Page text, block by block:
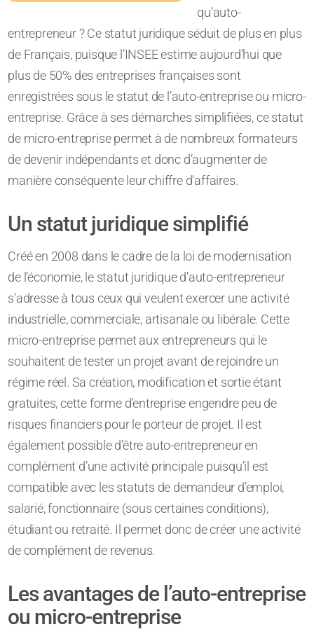
qu’auto-
entrepreneur ? Ce statut juridique séduit de plus en plus
de Français, puisque l’INSEE estime aujourd’hui que
plus de 50% des entreprises françaises sont
enregistrées sous le statut de l’auto-entreprise ou micro-
entreprise. Grâce à ses démarches simplifiées, ce statut
de micro-entreprise permet à de nombreux formateurs
de devenir indépendants et donc d’augmenter de
manière conséquente leur chiffre d’affaires.
Un statut juridique simplifié
Créé en 2008 dans le cadre de la loi de modernisation
de l’économie, le statut juridique d’auto-entrepreneur
s’adresse à tous ceux qui veulent exercer une activité
industrielle, commerciale, artisanale ou libérale. Cette
micro-entreprise permet aux entrepreneurs qui le
souhaitent de tester un projet avant de rejoindre un
régime réel. Sa création, modification et sortie étant
gratuites, cette forme d’entreprise engendre peu de
risques financiers pour le porteur de projet. Il est
également possible d’être auto-entrepreneur en
complément d’une activité principale puisqu’il est
compatible avec les statuts de demandeur d’emploi,
salarié, fonctionnaire (sous certaines conditions),
étudiant ou retraité. Il permet donc de créer une activité
de complément de revenus.
Les avantages de l’auto-entreprise
ou micro-entreprise